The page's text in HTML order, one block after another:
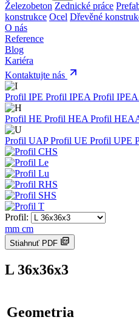
Železobeton Zednické práce
konstrukce Ocel Dřevěné
O nás
Reference
Blog
Kariéra
Kontaktujte nás
Profil IPE Profil IPEA Profil
Profil HE Profil HEA Profil
Profil UAPProfil UE Profil UPE
Profil:
mm cm
Stiahnuť PDF
L 36x36x3
Geometria